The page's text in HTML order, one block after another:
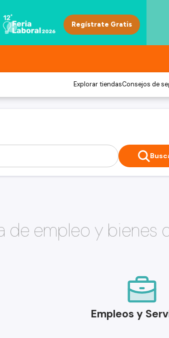
Explorar tiendasConsejos de
de empleo y bienes
Empleos y